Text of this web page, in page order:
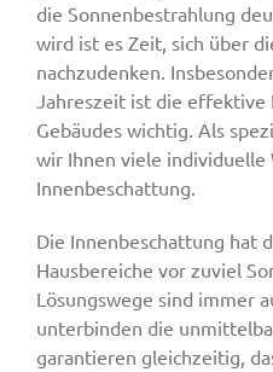
Smart Home
Team
Kontakt
die Sonnenbestrahlung
wird ist es Zeit, sich über
nachzudenken.
Jahreszeit ist die effektive
Gebäudes wichtig. Als
wir Ihnen viele individuelle
Innenbeschattung.
Die Innenbeschattung hat
Hausbereiche vor zuviel
Lösungswege sind immer
unterbinden die
garantieren gleichzeitig,